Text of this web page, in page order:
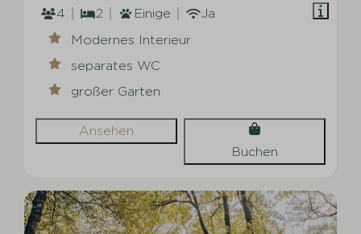
4
2 Einige
Ja
Modernes Interieur
separates WC
großer Garten
Ansehen
Buchen